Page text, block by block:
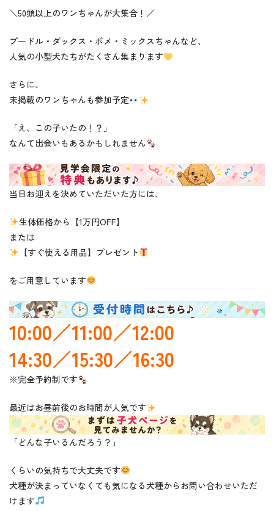
＼50頭以上のワンちゃんが大集合！／
プードル・ダックス・ポメ・ミックスちゃんなど、
人気の小型犬たちがたくさん集まります
さらに、
未掲載のワンちゃんも参加予定
「え、この子いたの！？」
なんて出会いもあるかもしれません
当日お迎えを決めていただいた方には、
生体価格から【1万円OFF】
または
【すぐ使える用品】プレゼント
をご用意しています
10:00／11:00／12:00
14:30／15:30／16:30
※完全予約制です
最近はお昼前後のお時間が人気です
「どんな子いるんだろう？」
くらいの気持ちで大丈夫です
犬種が決まっていなくても気になる犬種からお問い合わせいただ
けます